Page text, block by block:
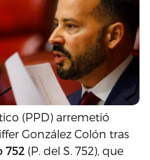
(PPD) arremetió
González Colón tras
752 (P. del S. 752), que